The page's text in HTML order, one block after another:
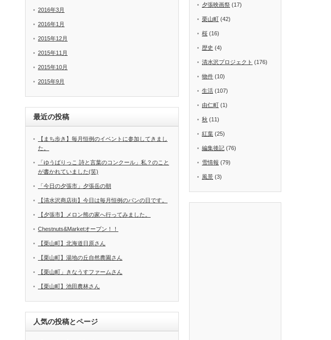
2016年3月
2016年1月
2015年12月
2015年11月
2015年10月
2015年9月
最近の投稿
【まち歩き】毎月恒例のイベントに参加してきまし
た。
「ゆうばりっこ 詩と言葉のコンクール」私？のこと
が書かれていました(笑)
「今日の夕張市」夕張岳の朝
【清水沢商店街】今日は毎月恒例のパンの日です。
【夕張市】メロン熊の家へ行ってみました。
Chestnuts&Marketオープン！！
【栗山町】北海道日原さん
【栗山町】湯地の丘自然農園さん
【栗山町」きなうすファームさん
【栗山町】池田農林さん
人気の投稿とページ
夕張映画祭 (17)
栗山町 (42)
桜 (16)
歴史 (4)
清水沢プロジェクト (176)
物件 (10)
生活 (107)
由仁町 (1)
秋 (11)
紅葉 (25)
編集後記 (76)
雪情報 (79)
風景 (3)